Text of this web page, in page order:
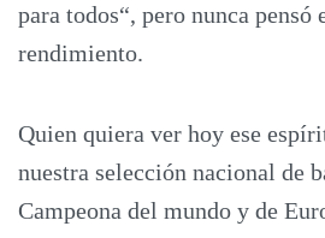
para todos“, pero nunca pensó
rendimiento.
Quien quiera ver hoy ese
nuestra selección nacional de
Campeona del mundo y de